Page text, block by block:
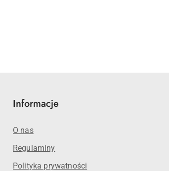
Informacje
O nas
Regulaminy
Polityka prywatności